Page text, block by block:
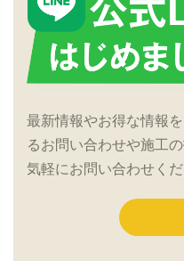
最新情報やお得な情報
るお問い合わせや施工
気軽にお問い合わせくだ